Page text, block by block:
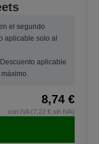
el segundo
aplicable solo al
aplicable
8,74 €
con IVA (7,22 € sin IVA)